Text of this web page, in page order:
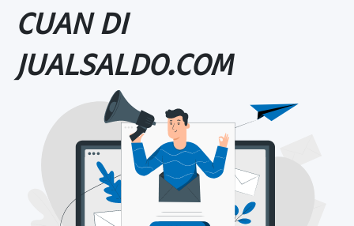
CUAN DI
JUALSALDO.COM